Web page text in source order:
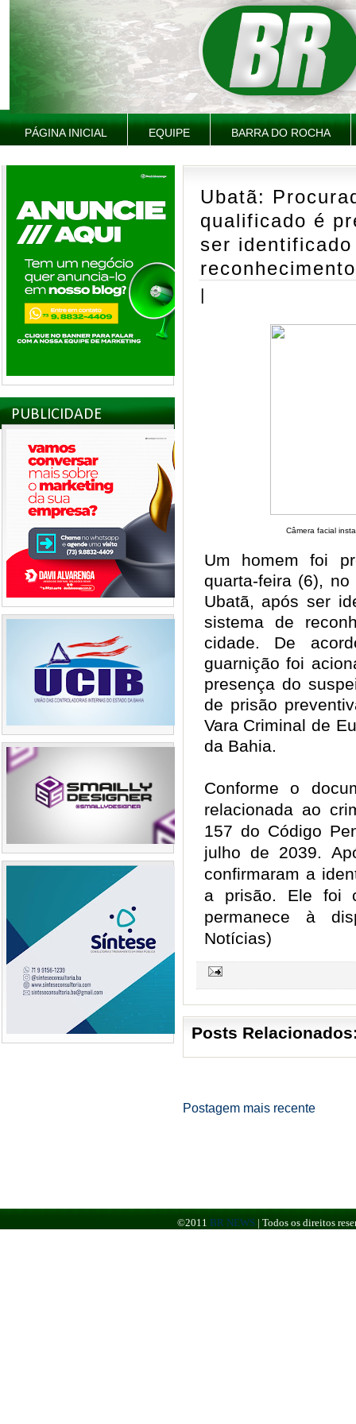
PÁGINA INICIAL EQUIPE BARRA DO ROCHA
PUBLICIDADE
Ubatã:
qualificado é
ser
|
Câmera facial
Um homem foi
quarta-feira (6),
Ubatã, após ser
sistema de
cidade. De
guarnição foi
presença do
de prisão
Vara Criminal de
da Bahia.
Conforme o
relacionada ao
157 do Código
julho de 2039.
confirmaram a
a prisão. Ele foi
permanece à
Notícias)
Posts
Postagem mais recente
©2011 BR NEWS | Todos os direitos